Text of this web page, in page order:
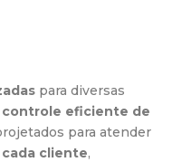
para diversas
controle eficiente de
para atender
cliente,